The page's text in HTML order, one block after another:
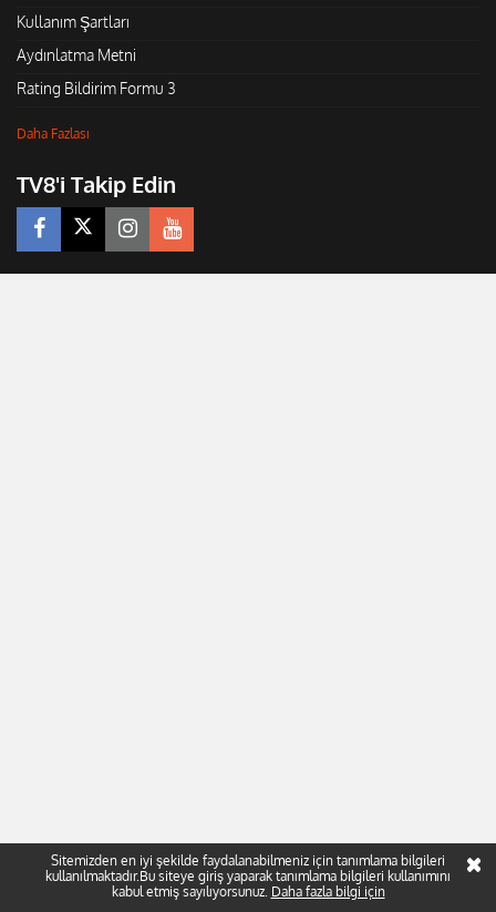
Kullanım Şartları
Aydınlatma Metni
Rating Bildirim Formu 3
Daha Fazlası
TV8'i Takip Edin
Sitemizden en iyi şekilde faydalanabilmeniz için tanımlama bilgileri
kullanılmaktadır.Bu siteye giriş yaparak tanımlama bilgileri kullanımını
kabul etmiş sayılıyorsunuz. Daha fazla bilgi için